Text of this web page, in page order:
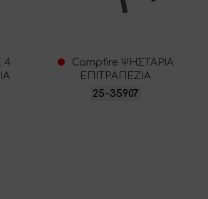
4
Campfire ΨΗΣΤΑΡΙΑ
ΕΠΙΤΡΑΠΕΖΙΑ
25-35907